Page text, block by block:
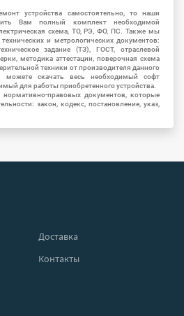
устройства самостоятельно, то наши
Вам полный комплект необходимой
схема, ТО, РЭ, ФО, ПС. Также мы
и метрологических документов:
задание (ТЗ), ГОСТ, отраслевой
методика аттестации, поверочная схема
техники от производителя данного
можете скачать весь необходимый софт
для работы приобретенного устройства.
правовых документов, которые
закон, кодекс, постановление, указ,
Доставка
Контакты